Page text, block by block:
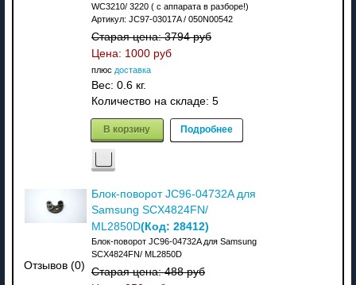
WC3210/ 3220 ( с аппарата в разборе!)
Артикул: JC97-03017A / 050N00542
Старая цена:3794 руб
Цена: 1000 руб
плюс доставка
Вес: 0.6 кг.
Количество на складе: 5
В корзину Подробнее
Отзывов (0)
Блок-поворот JC96-04732A для
Samsung SCX4824FN/
ML2850D(Код: 28412)
Блок-поворот JC96-04732A для Samsung
SCX4824FN/ ML2850D
Старая цена:488 руб